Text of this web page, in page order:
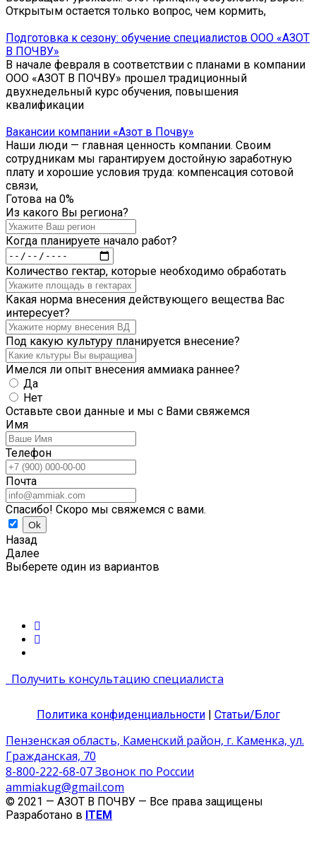
Открытым остается только вопрос, чем кормить,
Подготовка к сезону: обучение специалистов ООО «АЗОТ
В ПОЧВУ»
В начале февраля в соответствии с планами в компании
ООО «АЗОТ В ПОЧВУ» прошел традиционный
двухнедельный курс обучения, повышения
квалификации
Вакансии компании «Азот в Почву»
Наши люди — главная ценность компании. Своим
сотрудникам мы гарантируем достойную заработную
плату и хорошие условия труда: компенсация сотовой
связи,
Готова на 0%
Из какого Вы региона?
Когда планируете начало работ?
Количество гектар, которые необходимо обработать
Какая норма внесения действующего вещества Вас
интересует?
Под какую культуру планируется внесение?
Имелся ли опыт внесения аммиака раннее?
Да
Нет
Оставьте свои данные и мы с Вами свяжемся
Имя
Телефон
Почта
Спасибо! Скоро мы свяжемся с вами.
Назад
Далее
Выберете один из вариантов
Получить консультацию специалиста
Политика конфиденциальности| Статьи/Блог
Пензенская область, Каменский район, г. Каменка, ул.
Гражданская, 70
8-800-222-68-07 Звонок по России
ammiakug@gmail.com
© 2021 — АЗОТ В ПОЧВУ — Все права защищены
Разработано в ITEM